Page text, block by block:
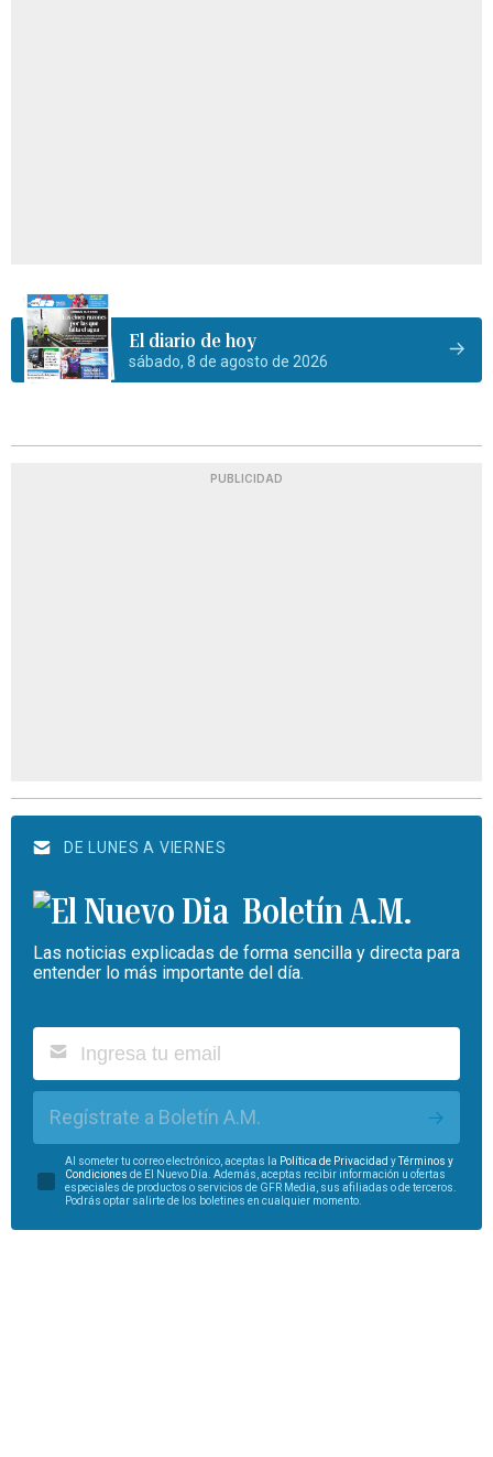
El diario de hoy
sábado, 8 de agosto de 2026
PUBLICIDAD
DE LUNES A VIERNES
Boletín A.M.
Las noticias explicadas de forma sencilla y directa para
entender lo más importante del día.
Regístrate a Boletín A.M.
Al someter tu correo electrónico, aceptas la Política de Privacidad y
Términos y
Condiciones de El Nuevo Día. Además, aceptas recibir información u ofertas
especiales de productos o servicios de GFR Media, sus afiliadas o de terceros.
Podrás optar salirte de los boletines en cualquier momento.